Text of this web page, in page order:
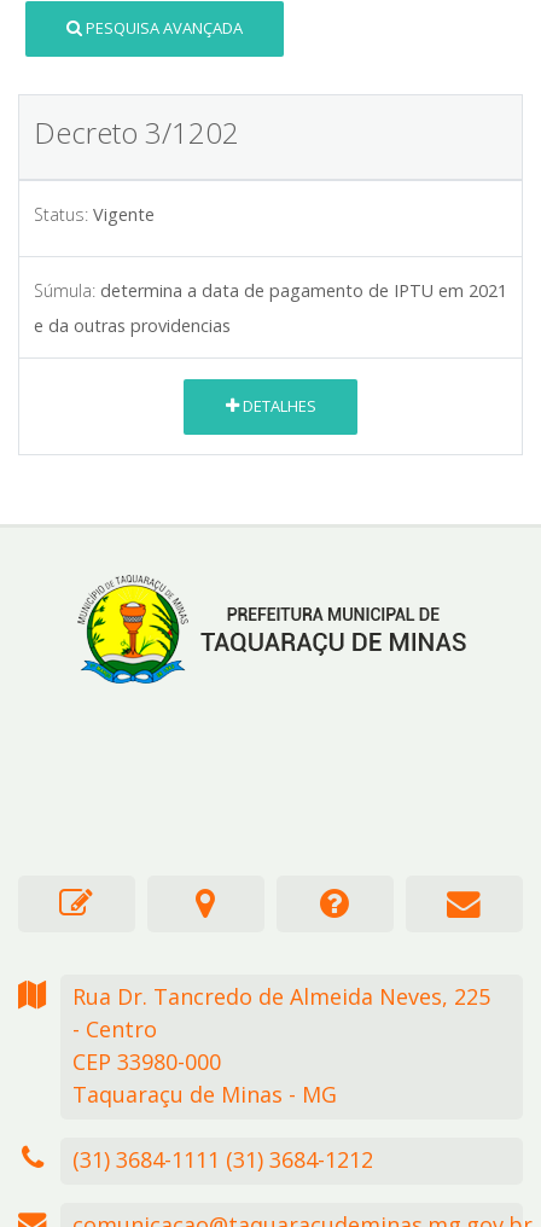
PESQUISA AVANÇADA
Decreto 3/1202
Status: Vigente
Súmula: determina a data de pagamento de IPTU em 2021
e da outras providencias
DETALHES
Rua Dr. Tancredo de Almeida Neves, 225
- Centro
CEP 33980-000
Taquaraçu de Minas - MG
(31) 3684-1111 (31) 3684-1212